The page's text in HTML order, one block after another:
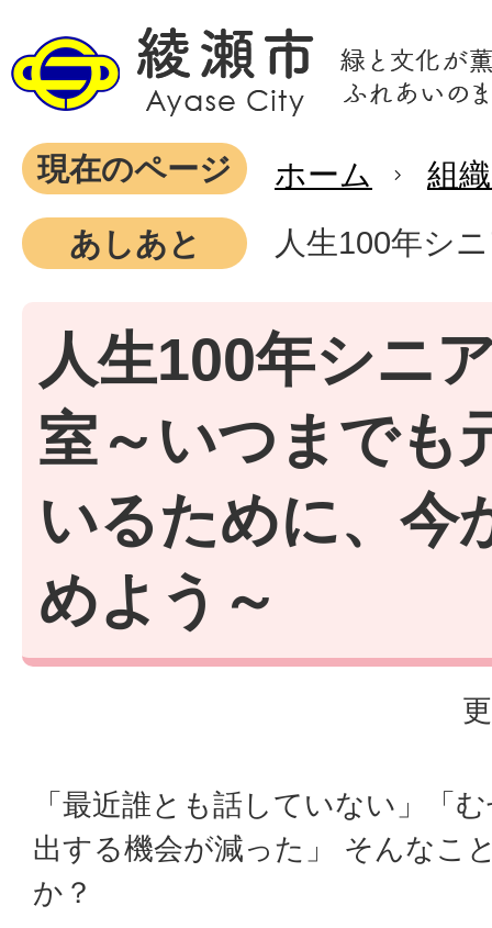
現在のページ ホーム
組
あしあと
人生100年シ
人生100年シニ
室～いつまでも
いるために、今
めよう～
「最近誰とも話していない」「
出する機会が減った」 そんなこ
か？